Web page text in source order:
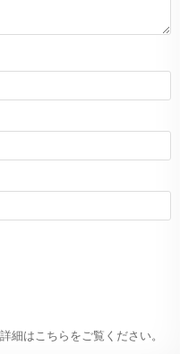
細はこちらをご覧ください。